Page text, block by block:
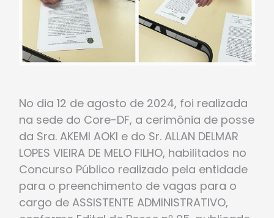
No dia 12 de agosto de 2024, foi realizada
na sede do Core-DF, a cerimônia de posse
da Sra. AKEMI AOKI e do Sr. ALLAN DELMAR
LOPES VIEIRA DE MELO FILHO, habilitados no
Concurso Público realizado pela entidade
para o preenchimento de vagas para o
cargo de ASSISTENTE ADMINISTRATIVO,